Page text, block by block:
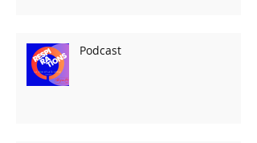
Podcast